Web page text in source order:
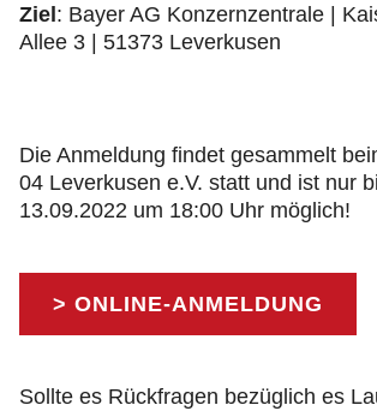
Ziel : Bayer AG Konzernzentrale |
Allee 3 | 51373 Leverkusen
Die Anmeldung findet gesammelt
04 Leverkusen e.V. statt und ist nur
13.09.2022 um 18:00 Uhr möglich!
> ONLINE-ANMELDUNG
Sollte es Rückfragen bezüglich es